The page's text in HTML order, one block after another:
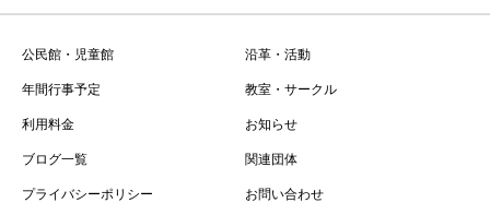
公民館・児童館 沿革・活動
年間行事予定 教室・サークル
利用料金 お知らせ
ブログ一覧 関連団体
プライバシーポリシー お問い合わせ